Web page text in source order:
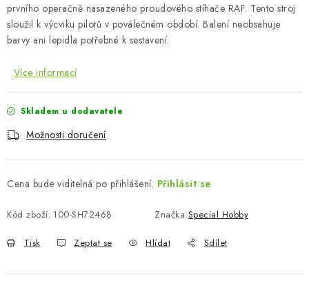
prvního operačně nasazeného proudového stíhače RAF. Tento stroj
sloužil k výcviku pilotů v poválečném období. Balení neobsahuje
barvy ani lepidla potřebné k sestavení.
Více informací
Skladem u dodavatele
Možnosti doručení
Cena bude viditelná po přihlášení. Přihlásit se
Kód zboží: 100-SH72468 Značka:Special Hobby
Tisk Zeptat se Hlídat Sdílet